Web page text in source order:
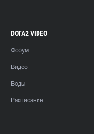
DOTA2 VIDEO
Форум
Видео
Воды
Расписание